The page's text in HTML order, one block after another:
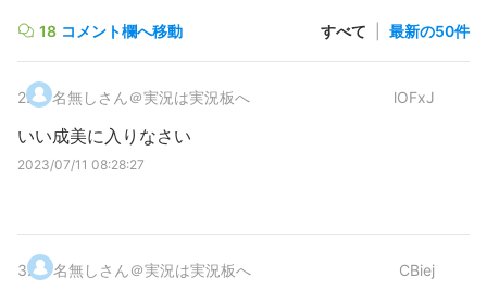
18 コメント欄へ移動 すべて 最新の50件
2. 名無しさん＠実況は実況板へ lOFxJ
いい成美に入りなさい
2023/07/11 08:28:27
3. 名無しさん＠実況は実況板へ CBiej